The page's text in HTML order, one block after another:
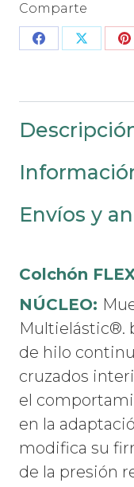
Comparte
Share Share
Envíos y
Colchón
NÚCLEO:
Multielástic®.
de hilo
cruzados
el
en la
modifica su
de la presión